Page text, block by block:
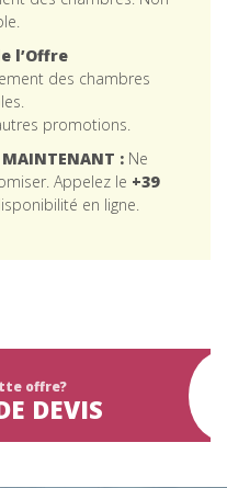
l’Offre
des chambres
promotions.
:Ne
Appelez le +39
en ligne.
offre?
DEVIS